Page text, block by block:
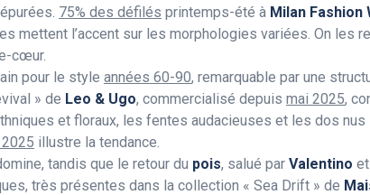
75% des défilés printemps-été à Milan Fashion
mettent l’accent sur les morphologies variées. On les
cœur.
pour le style années 60-90, remarquable par une
» de Leo & Ugo, commercialisé depuis mai 2025,
et floraux, les fentes audacieuses et les dos
illustre la tendance.
tandis que le retour du pois, salué par Valentino et
très présentes dans la collection « Sea Drift » de